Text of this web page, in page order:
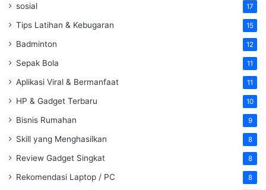
sosial 17
Tips Latihan & Kebugaran 15
Badminton 12
Sepak Bola 11
Aplikasi Viral & Bermanfaat 11
HP & Gadget Terbaru 10
Bisnis Rumahan 9
Skill yang Menghasilkan 8
Review Gadget Singkat 8
Rekomendasi Laptop / PC 8